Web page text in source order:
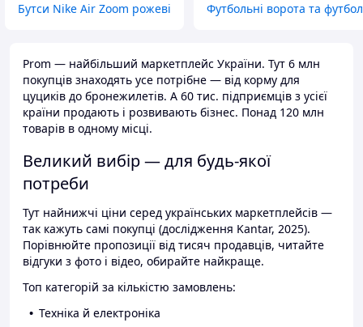
Бутси Nike Air Zoom рожеві Футбольні ворота та
Prom — найбільший маркетплейс України. Тут 6 млн
покупців знаходять усе потрібне — від корму для
цуциків до бронежилетів. А 60 тис. підприємців з усієї
країни продають і розвивають бізнес. Понад 120 млн
товарів в одному місці.
Великий вибір — для будь-якої
потреби
Тут найнижчі ціни серед українських маркетплейсів —
так кажуть самі покупці (дослідження Kantar, 2025).
Порівнюйте пропозиції від тисяч продавців, читайте
відгуки з фото і відео, обирайте найкраще.
Топ категорій за кількістю замовлень:
Техніка й електроніка